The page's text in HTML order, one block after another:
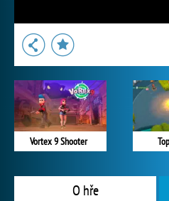
Vortex 9 Shooter
O hře